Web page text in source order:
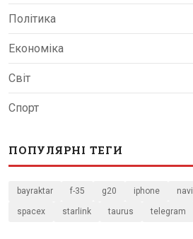
Політика
Економіка
Світ
Спорт
ПОПУЛЯРНІ ТЕГИ
bayraktar f-35 g20 iphone navi
spacex starlink taurus telegram